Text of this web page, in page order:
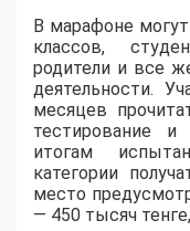
В марафоне
классов,
родители и все
деятельности.
месяцев
тестирование
итогам
категории
место
— 450 тысяч